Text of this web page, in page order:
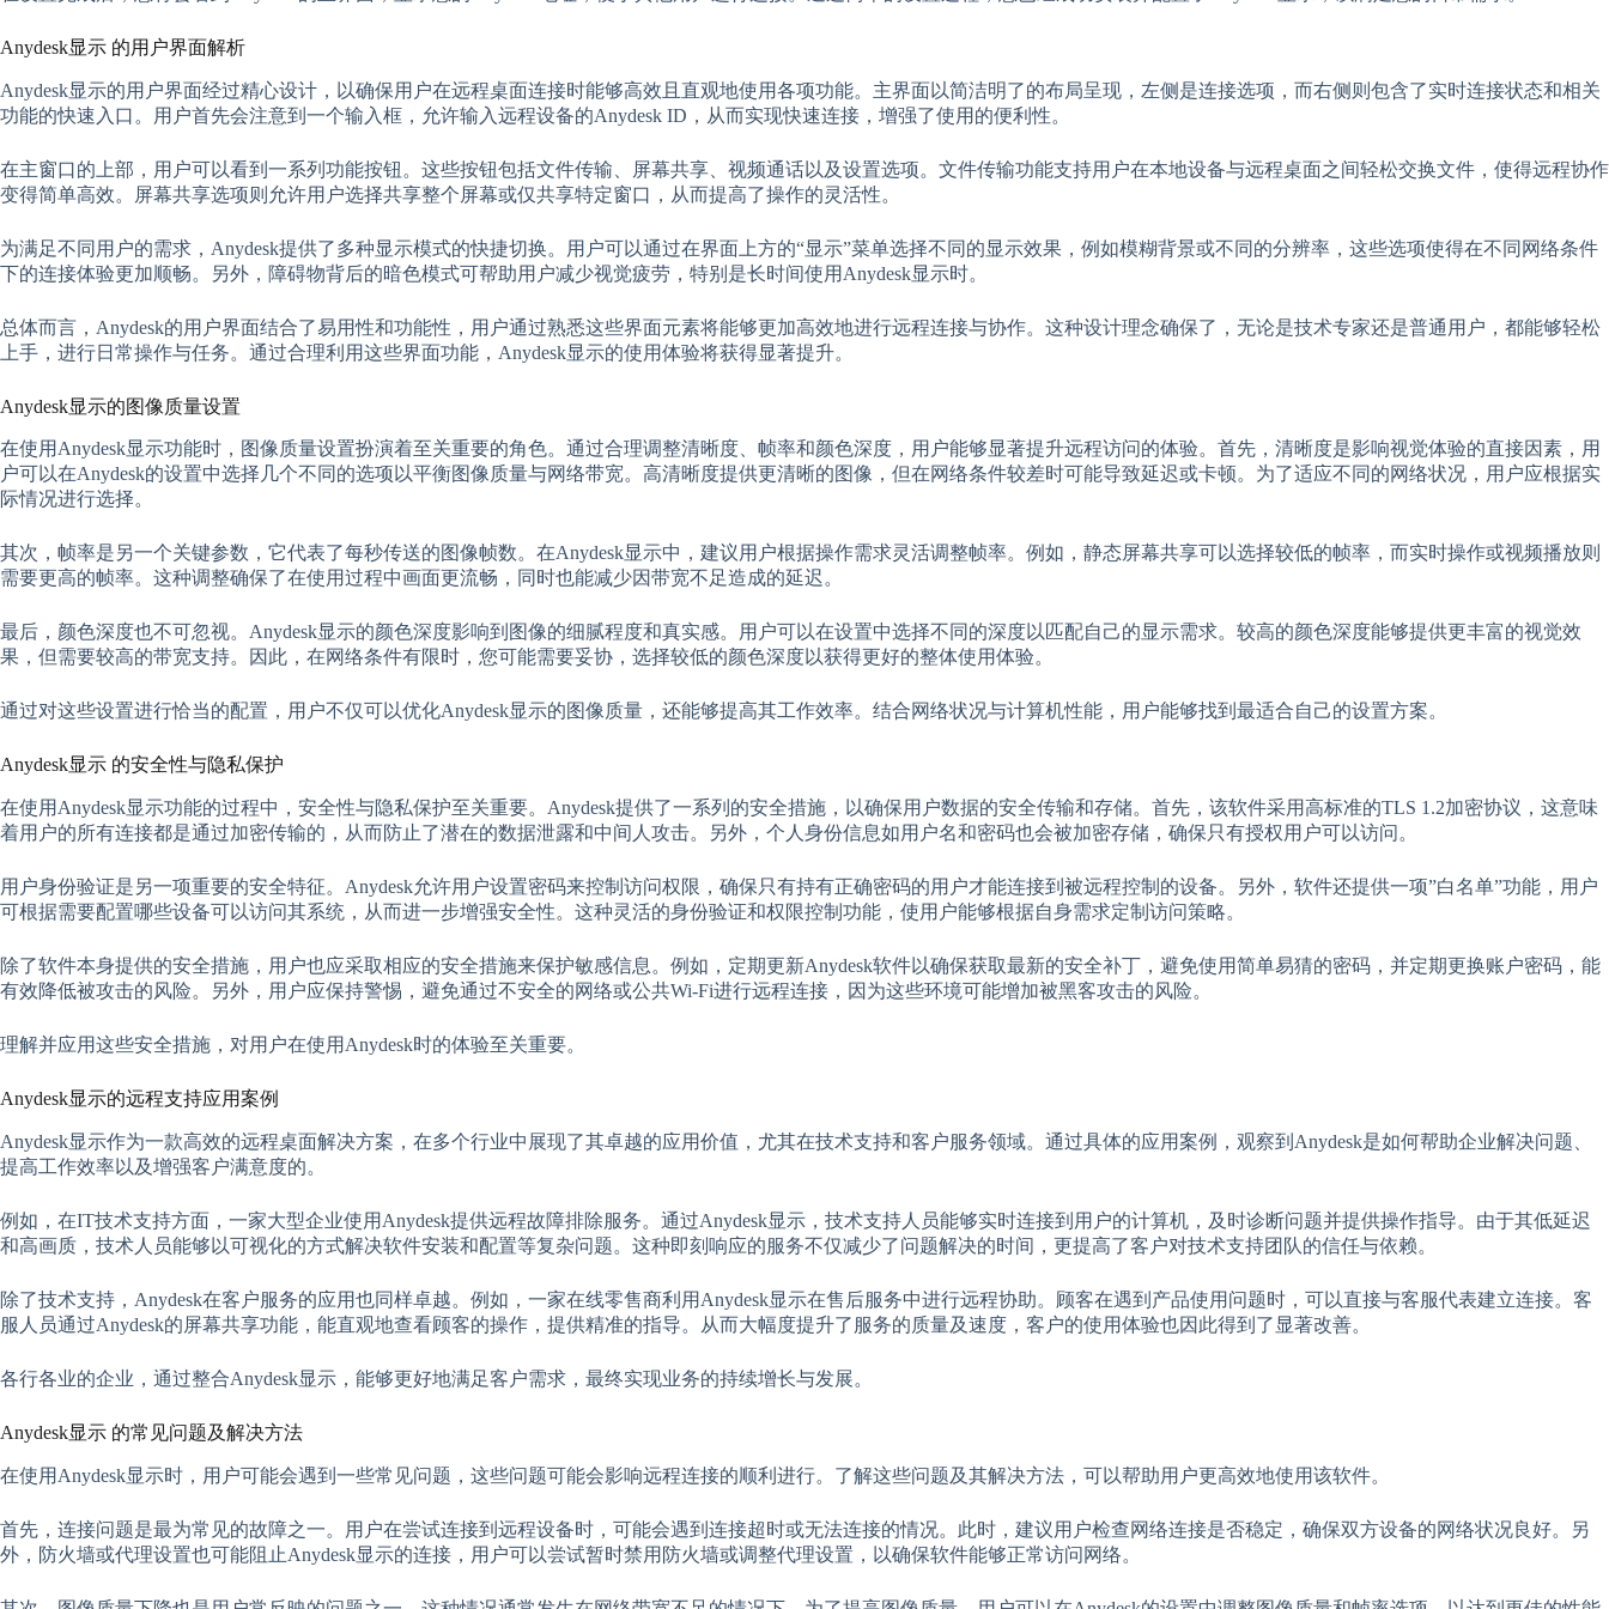
Anydesk显示 的用户界面解析
Anydesk显示的用户界面经过精心设计，以确保用户在远程桌面连接时能够高效且直观地使用各项功能。主界面以简洁明了的布局呈现，左侧是连接选项，而右侧则包含了实时连接状态和相关
功能的快速入口。用户首先会注意到一个输入框，允许输入远程设备的Anydesk ID，从而实现快速连接，增强了使用的便利性。
在主窗口的上部，用户可以看到一系列功能按钮。这些按钮包括文件传输、屏幕共享、视频通话以及设置选项。文件传输功能支持用户在本地设备与远程桌面之间轻松交换文件，使得远程协作
变得简单高效。屏幕共享选项则允许用户选择共享整个屏幕或仅共享特定窗口，从而提高了操作的灵活性。
为满足不同用户的需求，Anydesk提供了多种显示模式的快捷切换。用户可以通过在界面上方的“显示”菜单选择不同的显示效果，例如模糊背景或不同的分辨率，这些选项使得在不同网络条件
下的连接体验更加顺畅。另外，障碍物背后的暗色模式可帮助用户减少视觉疲劳，特别是长时间使用Anydesk显示时。
总体而言，Anydesk的用户界面结合了易用性和功能性，用户通过熟悉这些界面元素将能够更加高效地进行远程连接与协作。这种设计理念确保了，无论是技术专家还是普通用户，都能够轻松
上手，进行日常操作与任务。通过合理利用这些界面功能，Anydesk显示的使用体验将获得显著提升。
Anydesk显示的图像质量设置
在使用Anydesk显示功能时，图像质量设置扮演着至关重要的角色。通过合理调整清晰度、帧率和颜色深度，用户能够显著提升远程访问的体验。首先，清晰度是影响视觉体验的直接因素，用
户可以在Anydesk的设置中选择几个不同的选项以平衡图像质量与网络带宽。高清晰度提供更清晰的图像，但在网络条件较差时可能导致延迟或卡顿。为了适应不同的网络状况，用户应根据实
际情况进行选择。
其次，帧率是另一个关键参数，它代表了每秒传送的图像帧数。在Anydesk显示中，建议用户根据操作需求灵活调整帧率。例如，静态屏幕共享可以选择较低的帧率，而实时操作或视频播放则
需要更高的帧率。这种调整确保了在使用过程中画面更流畅，同时也能减少因带宽不足造成的延迟。
最后，颜色深度也不可忽视。Anydesk显示的颜色深度影响到图像的细腻程度和真实感。用户可以在设置中选择不同的深度以匹配自己的显示需求。较高的颜色深度能够提供更丰富的视觉效
果，但需要较高的带宽支持。因此，在网络条件有限时，您可能需要妥协，选择较低的颜色深度以获得更好的整体使用体验。
通过对这些设置进行恰当的配置，用户不仅可以优化Anydesk显示的图像质量，还能够提高其工作效率。结合网络状况与计算机性能，用户能够找到最适合自己的设置方案。
Anydesk显示 的安全性与隐私保护
在使用Anydesk显示功能的过程中，安全性与隐私保护至关重要。Anydesk提供了一系列的安全措施，以确保用户数据的安全传输和存储。首先，该软件采用高标准的TLS 1.2加密协议，这意味
着用户的所有连接都是通过加密传输的，从而防止了潜在的数据泄露和中间人攻击。另外，个人身份信息如用户名和密码也会被加密存储，确保只有授权用户可以访问。
用户身份验证是另一项重要的安全特征。Anydesk允许用户设置密码来控制访问权限，确保只有持有正确密码的用户才能连接到被远程控制的设备。另外，软件还提供一项”白名单”功能，用户
可根据需要配置哪些设备可以访问其系统，从而进一步增强安全性。这种灵活的身份验证和权限控制功能，使用户能够根据自身需求定制访问策略。
除了软件本身提供的安全措施，用户也应采取相应的安全措施来保护敏感信息。例如，定期更新Anydesk软件以确保获取最新的安全补丁，避免使用简单易猜的密码，并定期更换账户密码，能
有效降低被攻击的风险。另外，用户应保持警惕，避免通过不安全的网络或公共Wi-Fi进行远程连接，因为这些环境可能增加被黑客攻击的风险。
理解并应用这些安全措施，对用户在使用Anydesk时的体验至关重要。
Anydesk显示的远程支持应用案例
Anydesk显示作为一款高效的远程桌面解决方案，在多个行业中展现了其卓越的应用价值，尤其在技术支持和客户服务领域。通过具体的应用案例，观察到Anydesk是如何帮助企业解决问题、
提高工作效率以及增强客户满意度的。
例如，在IT技术支持方面，一家大型企业使用Anydesk提供远程故障排除服务。通过Anydesk显示，技术支持人员能够实时连接到用户的计算机，及时诊断问题并提供操作指导。由于其低延迟
和高画质，技术人员能够以可视化的方式解决软件安装和配置等复杂问题。这种即刻响应的服务不仅减少了问题解决的时间，更提高了客户对技术支持团队的信任与依赖。
除了技术支持，Anydesk在客户服务的应用也同样卓越。例如，一家在线零售商利用Anydesk显示在售后服务中进行远程协助。顾客在遇到产品使用问题时，可以直接与客服代表建立连接。客
服人员通过Anydesk的屏幕共享功能，能直观地查看顾客的操作，提供精准的指导。从而大幅度提升了服务的质量及速度，客户的使用体验也因此得到了显著改善。
各行各业的企业，通过整合Anydesk显示，能够更好地满足客户需求，最终实现业务的持续增长与发展。
Anydesk显示 的常见问题及解决方法
在使用Anydesk显示时，用户可能会遇到一些常见问题，这些问题可能会影响远程连接的顺利进行。了解这些问题及其解决方法，可以帮助用户更高效地使用该软件。
首先，连接问题是最为常见的故障之一。用户在尝试连接到远程设备时，可能会遇到连接超时或无法连接的情况。此时，建议用户检查网络连接是否稳定，确保双方设备的网络状况良好。另
外，防火墙或代理设置也可能阻止Anydesk显示的连接，用户可以尝试暂时禁用防火墙或调整代理设置，以确保软件能够正常访问网络。